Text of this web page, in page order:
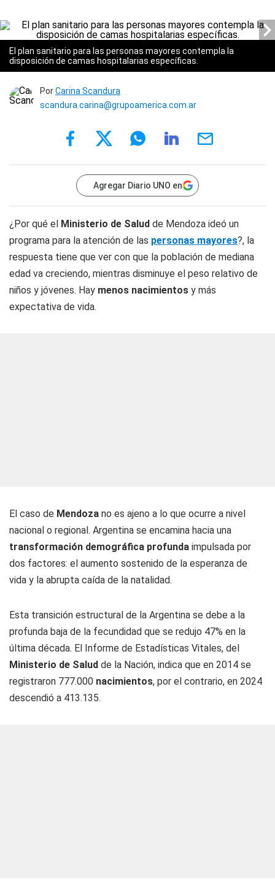
El plan sanitario para las personas mayores contempla la
disposición de camas hospitalarias específicas.
PorCarina Scandura
scandura.carina@grupoamerica.com.ar
Agregar Diario UNO en
¿Por qué el Ministerio de Salud de Mendoza ideó un
programa para la atención de las personas mayores?, la
respuesta tiene que ver con que la población de mediana
edad va creciendo, mientras disminuye el peso relativo de
niños y jóvenes. Hay menos nacimientos y más
expectativa de vida.
El caso de Mendoza no es ajeno a lo que ocurre a nivel
nacional o regional. Argentina se encamina hacia una
transformación demográfica profunda impulsada por
dos factores: el aumento sostenido de la esperanza de
vida y la abrupta caída de la natalidad.
Esta transición estructural de la Argentina se debe a la
profunda baja de la fecundidad que se redujo 47% en la
última década. El Informe de Estadísticas Vitales, del
Ministerio de Salud de la Nación, indica que en 2014 se
registraron 777.000 nacimientos, por el contrario, en 2024
descendió a 413.135.